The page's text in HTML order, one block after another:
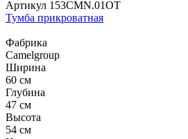
Артикул 153CMN.01OT
Тумба прикроватная
Фабрика
Camelgroup
Ширина
60 см
Глубина
47 см
Высота
54 см